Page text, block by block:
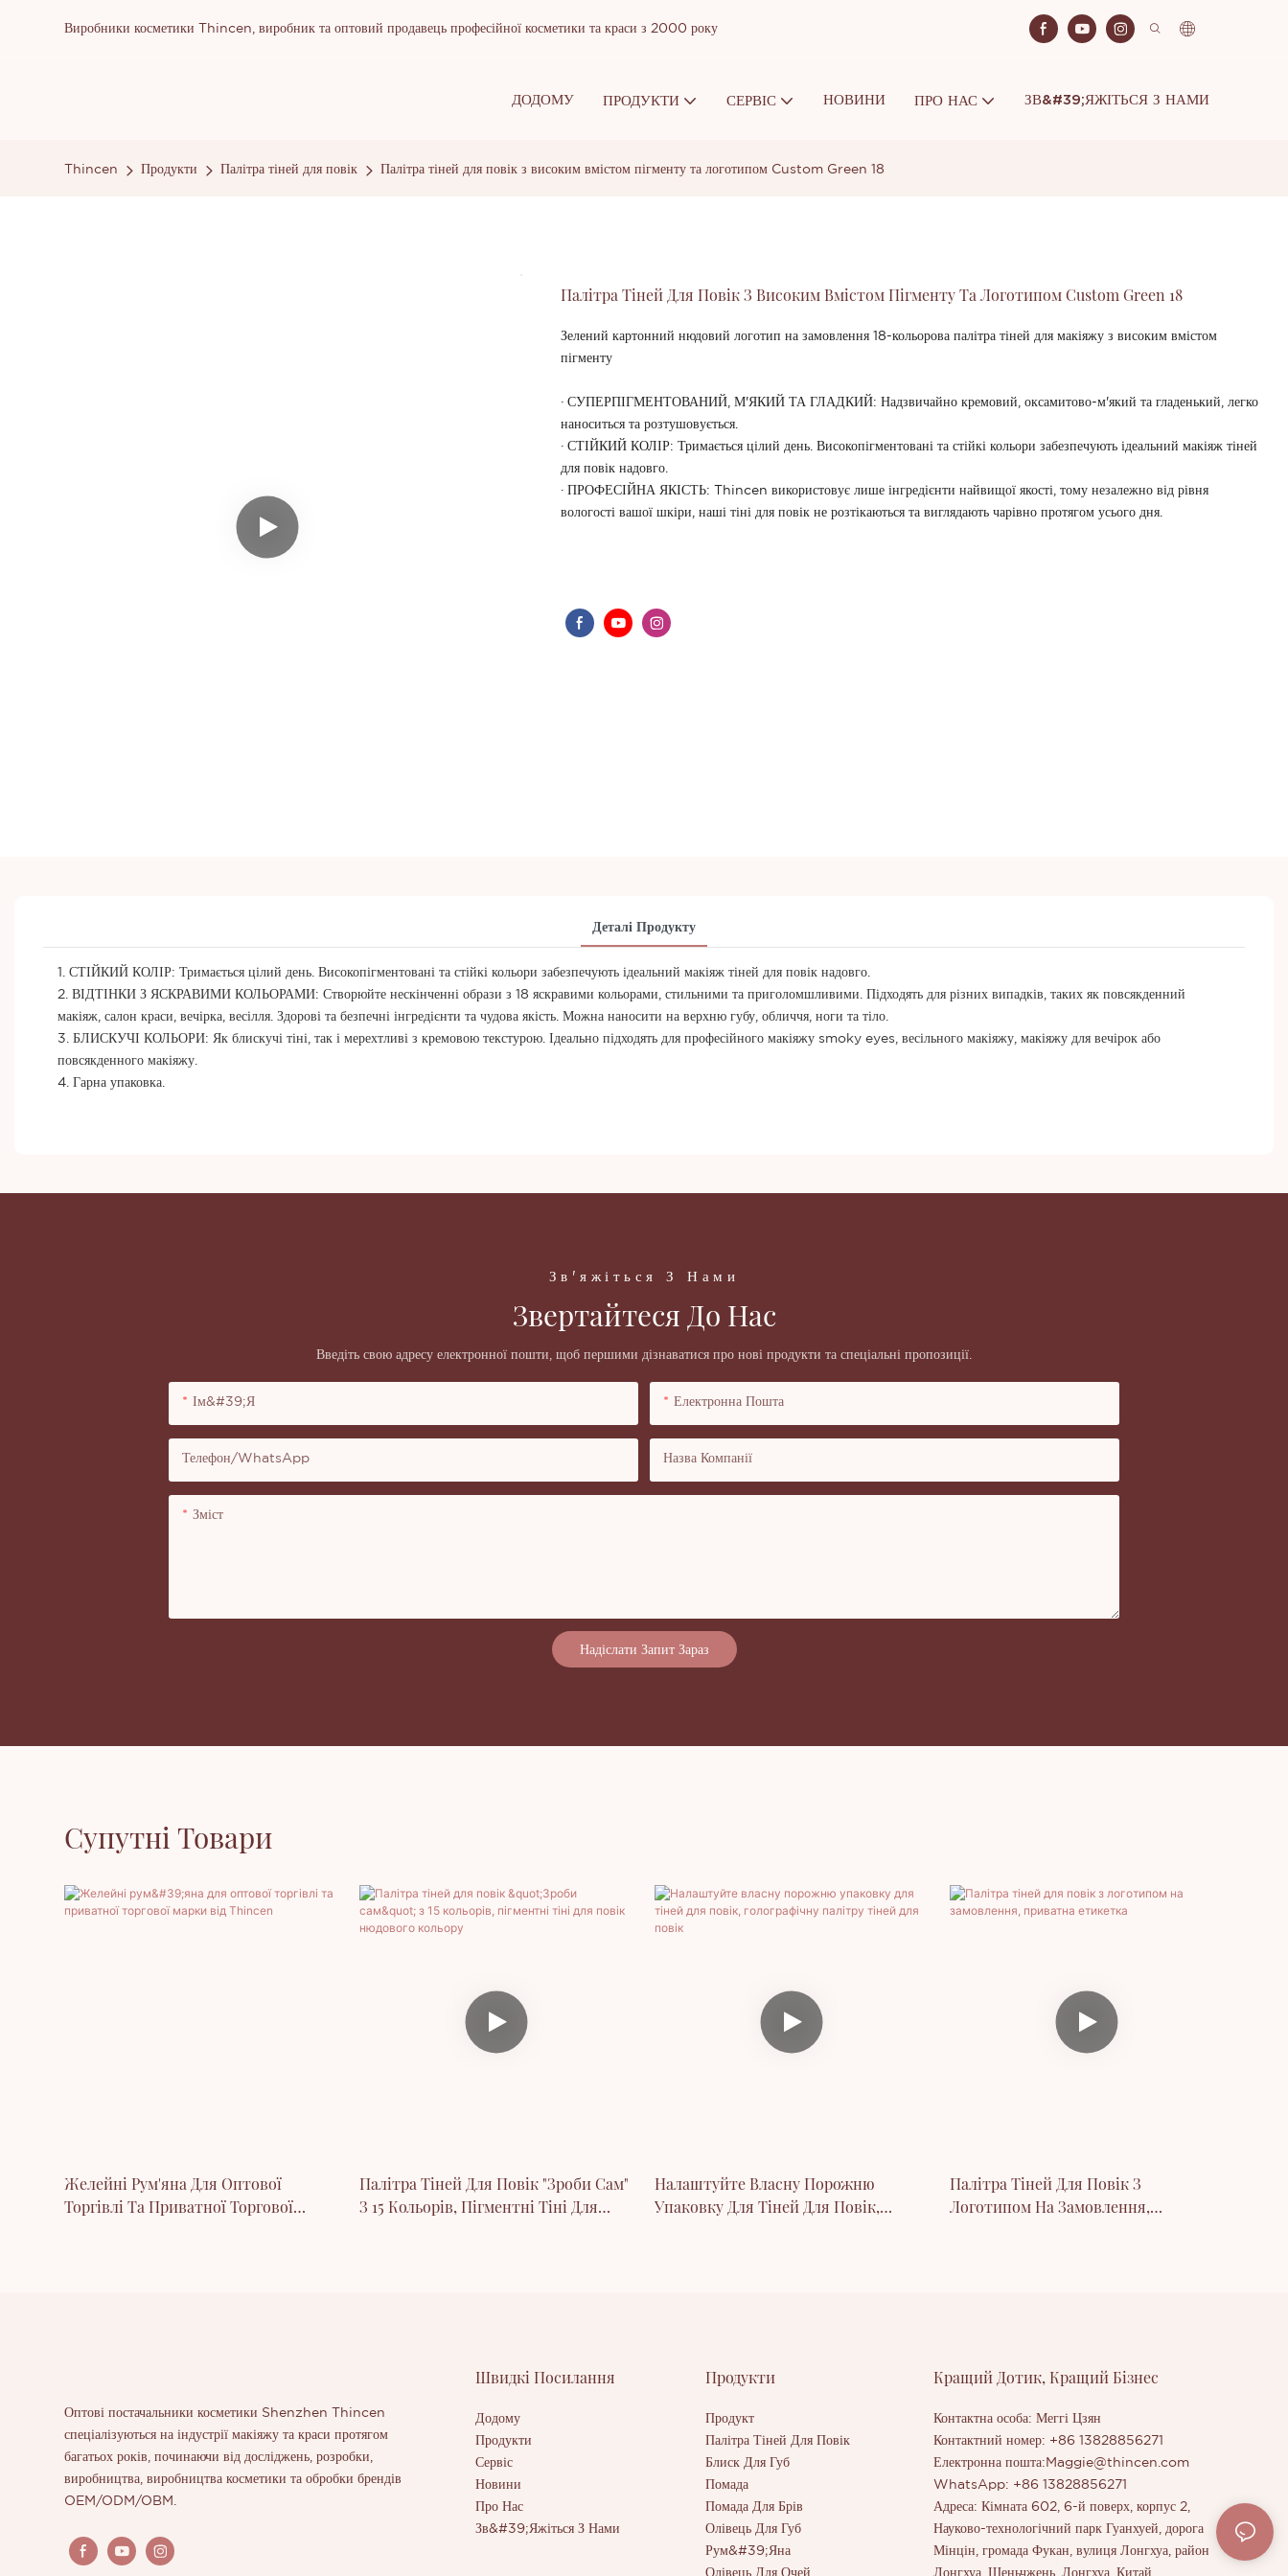
Виробники косметики Thincen, виробник та оптовий продавець професійної косметики та краси з 2000 року
ДОДОМУ ПРОДУКТИ СЕРВІС НОВИНИ ПРО НАС ЗВ&#39;ЯЖІТЬСЯ З НАМИ
Thincen Продукти Палітра тіней для повік Палітра тіней для повік з високим вмістом пігменту та логотипом Custom Green 18
Палітра Тіней Для Повік З Високим Вмістом Пігменту Та Логотипом Custom Green 18
Зелений картонний нюдовий логотип на замовлення 18-кольорова палітра тіней для макіяжу з високим вмістом
пігменту
· СУПЕРПІГМЕНТОВАНИЙ, М'ЯКИЙ ТА ГЛАДКИЙ: Надзвичайно кремовий, оксамитово-м'який та гладенький, легко
наноситься та розтушовується.
· СТІЙКИЙ КОЛІР: Тримається цілий день. Високопігментовані та стійкі кольори забезпечують ідеальний макіяж тіней
для повік надовго.
· ПРОФЕСІЙНА ЯКІСТЬ: Thincen використовує лише інгредієнти найвищої якості, тому незалежно від рівня
вологості вашої шкіри, наші тіні для повік не розтікаються та виглядають чарівно протягом усього дня.
Деталі Продукту
1. СТІЙКИЙ КОЛІР: Тримається цілий день. Високопігментовані та стійкі кольори забезпечують ідеальний макіяж тіней для повік надовго.
2. ВІДТІНКИ З ЯСКРАВИМИ КОЛЬОРАМИ: Створюйте нескінченні образи з 18 яскравими кольорами, стильними та приголомшливими. Підходять для різних випадків, таких як повсякденний
макіяж, салон краси, вечірка, весілля. Здорові та безпечні інгредієнти та чудова якість. Можна наносити на верхню губу, обличчя, ноги та тіло.
3. БЛИСКУЧІ КОЛЬОРИ: Як блискучі тіні, так і мерехтливі з кремовою текстурою. Ідеально підходять для професійного макіяжу smoky eyes, весільного макіяжу, макіяжу для вечірок або
повсякденного макіяжу.
4. Гарна упаковка.
Зв'яжіться З Нами
Звертайтеся До Нас
Введіть свою адресу електронної пошти, щоб першими дізнаватися про нові продукти та спеціальні пропозиції.
Ім&#39;я Електронна Пошта
Телефон/WhatsApp Назва Компанії
Зміст
Надіслати Запит Зараз
Супутні Товари
Желейні Рум'яна Для Оптової
Торгівлі Та Приватної Торгової
Палітра Тіней Для Повік "Зроби Сам"
З 15 Кольорів, Пігментні Тіні Для
Налаштуйте Власну Порожню
Упаковку Для Тіней Для Повік,
Палітра Тіней Для Повік З
Логотипом На Замовлення,
Оптові постачальники косметики Shenzhen Thincen
спеціалізуються на індустрії макіяжу та краси протягом
багатьох років, починаючи від досліджень, розробки,
виробництва, виробництва косметики та обробки брендів
OEM/ODM/OBM.
Швидкі Посилання
Додому
Продукти
Сервіс
Новини
Про Нас
Зв&#39;яжіться З Нами
Продукти
Продукт
Палітра Тіней Для Повік
Блиск Для Губ
Помада
Помада Для Брів
Олівець Для Губ
Рум&#39;яна
Олівець Для Очей
Кращий Дотик, Кращий Бізнес
Контактна особа: Меггі Цзян
Контактний номер: +86 13828856271
Електронна пошта: Maggie@thincen.com
WhatsApp: +86 13828856271
Адреса: Кімната 602, 6-й поверх, корпус 2,
Науково-технологічний парк Гуанхуей, дорога
Мінцін, громада Фукан, вулиця Лонгхуа, район
Лонгхуа, Шеньчжень, Лонгхуа, Китай